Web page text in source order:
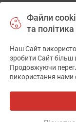
ПЕРЕД
ТОВ
© 2014-2026.
Файли
та
Наш Сайт
зробити Сайт
Продовжуючи
використання нами